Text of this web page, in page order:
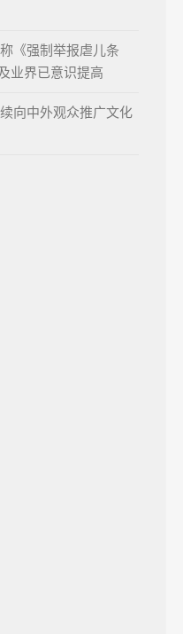
《强制举报虐儿条
业界已意识提高
向中外观众推广文化